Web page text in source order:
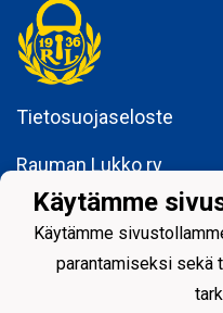
Tietosuojaseloste
Rauman Lukko ry
26100 Rauma
Käytämme
Käytämme
parantamiseksi sekä